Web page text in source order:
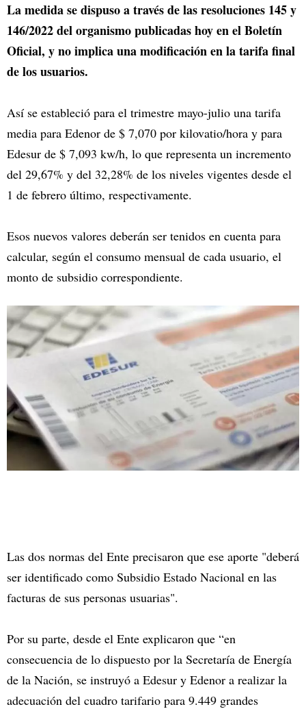
La medida se dispuso a través de las resoluciones 145 y
146/2022 del organismo publicadas hoy en el Boletín
Oficial, y no implica una modificación en la tarifa final
de los usuarios.
Así se estableció para el trimestre mayo-julio una tarifa
media para Edenor de $ 7,070 por kilovatio/hora y para
Edesur de $ 7,093 kw/h, lo que representa un incremento
del 29,67% y del 32,28% de los niveles vigentes desde el
1 de febrero último, respectivamente.
Esos nuevos valores deberán ser tenidos en cuenta para
calcular, según el consumo mensual de cada usuario, el
monto de subsidio correspondiente.
Las dos normas del Ente precisaron que ese aporte "deberá
ser identificado como Subsidio Estado Nacional en las
facturas de sus personas usuarias".
Por su parte, desde el Ente explicaron que “en
consecuencia de lo dispuesto por la Secretaría de Energía
de la Nación, se instruyó a Edesur y Edenor a realizar la
adecuación del cuadro tarifario para 9.449 grandes